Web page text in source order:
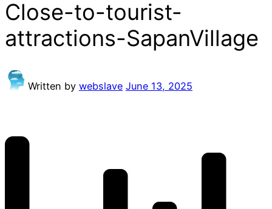
Close-to-tourist-
attractions-SapanVillage
Written by webslave June 13, 2025